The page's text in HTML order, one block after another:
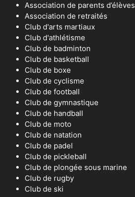
Association de parents d’élèves
Association de retraités
Club d'arts martiaux
Club d'athlétisme
Club de badminton
Club de basketball
Club de boxe
Club de cyclisme
Club de football
Club de gymnastique
Club de handball
Club de moto
Club de natation
Club de padel
Club de pickleball
Club de plongée sous marine
Club de rugby
Club de ski